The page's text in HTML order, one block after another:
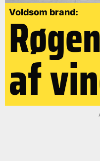
Voldsom brand:
af